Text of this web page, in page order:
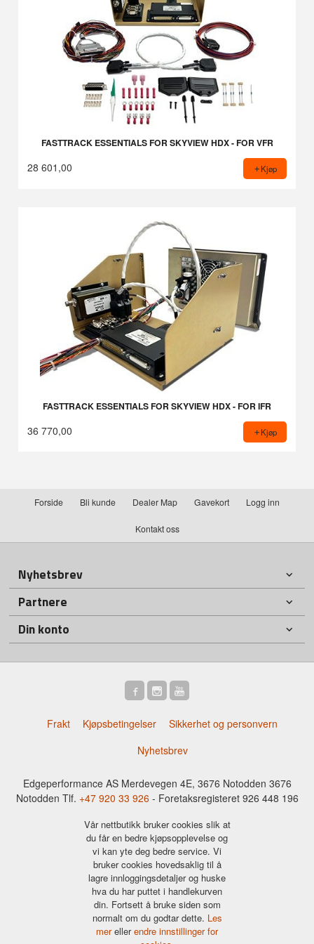
FASTTRACK ESSENTIALS FOR SKYVIEW HDX - FOR VFR
28 601,00 Kjøp
FASTTRACK ESSENTIALS FOR SKYVIEW HDX - FOR IFR
36 770,00 Kjøp
Forside Bli kunde Dealer Map Gavekort Logg inn
Kontakt oss
Nyhetsbrev
Partnere
Din konto
Frakt Kjøpsbetingelser
Sikkerhet og personvern
Nyhetsbrev
Edgeperformance AS Merdevegen 4E, 3676 Notodden 3676
Notodden Tlf. +47 920 33 926 - Foretaksregisteret 926 448 196
Vår nettbutikk bruker cookies slik at
du får en bedre kjøpsopplevelse og
vi kan yte deg bedre service. Vi
bruker cookies hovedsaklig til å
lagre innloggingsdetaljer og huske
hva du har puttet i handlekurven
din. Fortsett å bruke siden som
normalt om du godtar dette. Les
merellerendre innstillinger for